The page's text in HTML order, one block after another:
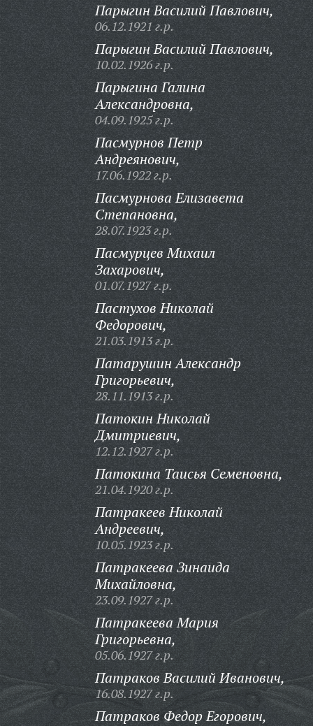
Парыгин Василий Павлович,
06.12.1921 г.р.
Парыгин Василий Павлович,
10.02.1926 г.р.
Парыгина Галина
Александровна,
04.09.1925 г.р.
Пасмурнов Петр
Андреянович,
17.06.1922 г.р.
Пасмурнова Елизавета
Степановна,
28.07.1923 г.р.
Пасмурцев Михаил
Захарович,
01.07.1927 г.р.
Пастухов Николай
Федорович,
21.03.1913 г.р.
Патарушин Александр
Григорьевич,
28.11.1913 г.р.
Патокин Николай
Дмитриевич,
12.12.1927 г.р.
Патокина Таисья Семеновна,
21.04.1920 г.р.
Патракеев Николай
Андреевич,
10.05.1923 г.р.
Патракеева Зинаида
Михайловна,
23.09.1927 г.р.
Патракеева Мария
Григорьевна,
05.06.1927 г.р.
Патраков Василий Иванович,
16.08.1927 г.р.
Патраков Федор Егорович,